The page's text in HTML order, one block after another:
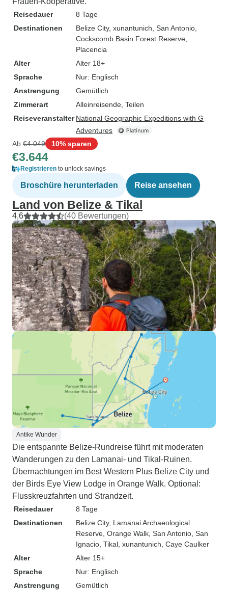
Reisedauer
8 Tage
Destinationen
Belize City, xunantunich , San Antonio
Cockscomb Basin Forest Reserve
Placencia
Alter
Alter 18+
Sprache
Nur: Englisch
Anstrengung
Gemütlich
Zimmerart
Alleinreisende, Teilen
Reiseveranstalter National Geographic Expeditions with G
Adventures
Ab €4.049 10% sparen
€3.644
Registrieren to unlock savings
Broschüre herunterladen Reise ansehen
Land von Belize & Tikal
4,6 (40 Bewertungen)
Antike Wunder
Die entspannte Belize-Rundreise führt mit moderaten
Wanderungen zu den Lamanai- und Tikal-Ruinen.
Übernachtungen im Best Western Plus Belize City und
der Birds Eye View Lodge in Orange Walk. Optional:
Flusskreuzfahrten und Strandzeit.
Reisedauer
8 Tage
Destinationen
Belize City, Lamanai Archaeological
Reserve , Orange Walk , San Antonio , San
Ignacio , Tikal , xunantunich , Caye Caulker
Alter
Alter 15+
Sprache
Nur: Englisch
Anstrengung
Gemütlich